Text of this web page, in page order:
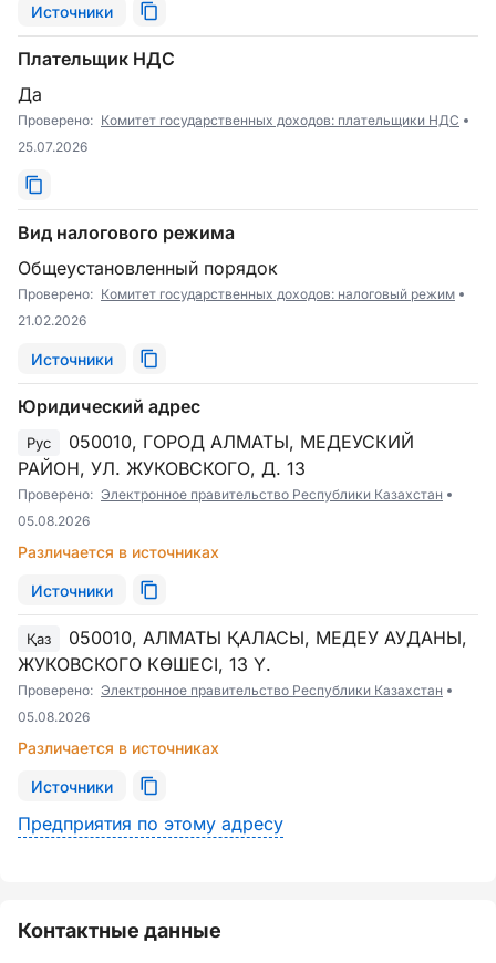
Источники
Плательщик НДС
Да
Проверено: Комитет государственных доходов: плательщики НДС
25.07.2026
Вид налогового режима
Общеустановленный порядок
Проверено: Комитет государственных доходов: налоговый режим
21.02.2026
Источники
Юридический адрес
Рус
050010, ГОРОД АЛМАТЫ, МЕДЕУСКИЙ
РАЙОН, УЛ. ЖУКОВСКОГО, Д. 13
Проверено: Электронное правительство Республики Казахстан
05.08.2026
Различается в источниках
Источники
Қаз
050010, АЛМАТЫ ҚАЛАСЫ, МЕДЕУ АУДАНЫ,
ЖУКОВСКОГО КӨШЕСІ, 13 Ү.
Проверено: Электронное правительство Республики Казахстан
05.08.2026
Различается в источниках
Источники
Предприятия по этому адресу
Контактные данные